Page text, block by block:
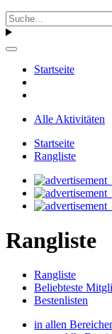
Startseite
Alle Aktivitäten
Startseite
Rangliste
Rangliste
Rangliste
Beliebteste
Bestenlisten
in allen